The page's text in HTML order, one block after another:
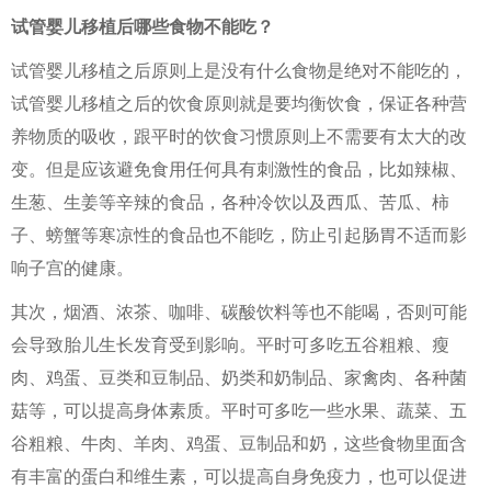
试管婴儿移植后哪些食物不能吃？
试管婴儿移植之后原则上是没有什么食物是绝对不能吃的，
试管婴儿移植之后的饮食原则就是要均衡饮食，保证各种营
养物质的吸收，跟平时的饮食习惯原则上不需要有太大的改
变。但是应该避免食用任何具有刺激性的食品，比如辣椒、
生葱、生姜等辛辣的食品，各种冷饮以及西瓜、苦瓜、柿
子、螃蟹等寒凉性的食品也不能吃，防止引起肠胃不适而影
响子宫的健康。
其次，烟酒、浓茶、咖啡、碳酸饮料等也不能喝，否则可能
会导致胎儿生长发育受到影响。平时可多吃五谷粗粮、瘦
肉、鸡蛋、豆类和豆制品、奶类和奶制品、家禽肉、各种菌
菇等，可以提高身体素质。平时可多吃一些水果、蔬菜、五
谷粗粮、牛肉、羊肉、鸡蛋、豆制品和奶，这些食物里面含
有丰富的蛋白和维生素，可以提高自身免疫力，也可以促进